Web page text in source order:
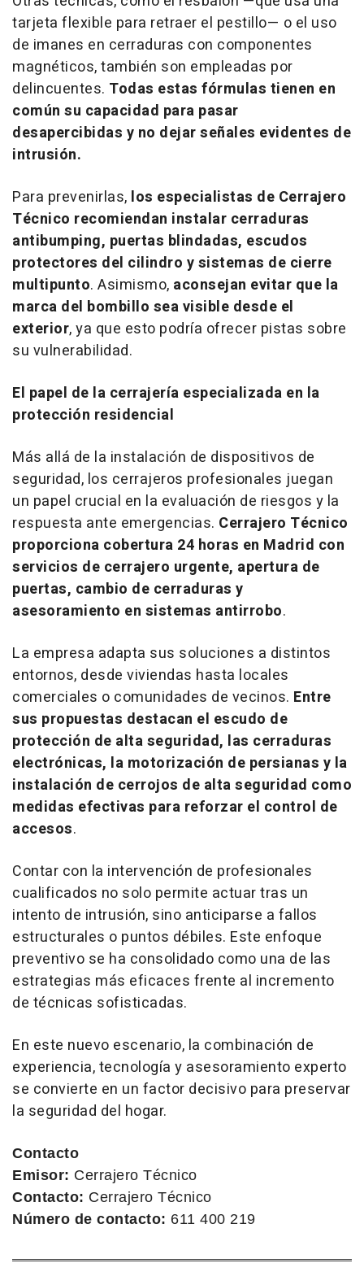
tarjeta flexible para retraer el pestillo— o el uso
de imanes en cerraduras con componentes
magnéticos, también son empleadas por
delincuentes. Todas estas fórmulas tienen en
común su capacidad para pasar
desapercibidas y no dejar señales evidentes de
intrusión.
Para prevenirlas, los especialistas de Cerrajero
Técnico recomiendan instalar cerraduras
antibumping, puertas blindadas, escudos
protectores del cilindro y sistemas de cierre
multipunto. Asimismo, aconsejan evitar que la
marca del bombillo sea visible desde el
exterior, ya que esto podría ofrecer pistas sobre
su vulnerabilidad.
El papel de la cerrajería especializada en la
protección residencial
Más allá de la instalación de dispositivos de
seguridad, los cerrajeros profesionales juegan
un papel crucial en la evaluación de riesgos y la
respuesta ante emergencias. Cerrajero Técnico
proporciona cobertura 24 horas en Madrid con
servicios de cerrajero urgente, apertura de
puertas, cambio de cerraduras y
asesoramiento en sistemas antirrobo.
La empresa adapta sus soluciones a distintos
entornos, desde viviendas hasta locales
comerciales o comunidades de vecinos. Entre
sus propuestas destacan el escudo de
protección de alta seguridad, las cerraduras
electrónicas, la motorización de persianas y la
instalación de cerrojos de alta seguridad como
medidas efectivas para reforzar el control de
accesos.
Contar con la intervención de profesionales
cualificados no solo permite actuar tras un
intento de intrusión, sino anticiparse a fallos
estructurales o puntos débiles. Este enfoque
preventivo se ha consolidado como una de las
estrategias más eficaces frente al incremento
de técnicas sofisticadas.
En este nuevo escenario, la combinación de
experiencia, tecnología y asesoramiento experto
se convierte en un factor decisivo para preservar
la seguridad del hogar.
Contacto
Emisor: Cerrajero Técnico
Contacto: Cerrajero Técnico
Número de contacto: 611 400 219